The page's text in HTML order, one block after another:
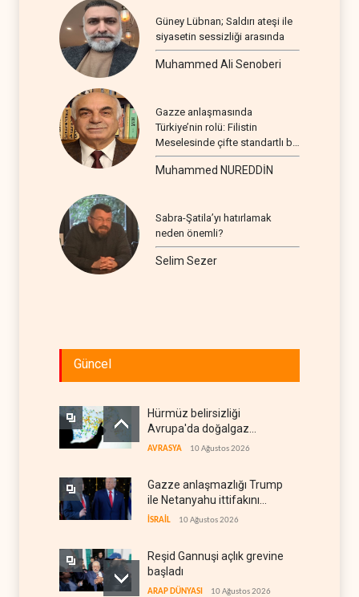
Güney Lübnan; Saldırı ateşi ile
siyasetin sessizliği arasında
Muhammed Ali Senoberi
Gazze anlaşmasında
Türkiye’nin rolü: Filistin
Meselesinde çifte standartlı bir
seyir
Muhammed NUREDDİN
Sabra-Şatila’yı hatırlamak
neden önemli?
Selim Sezer
Güncel
Hürmüz belirsizliği
Avrupa'da doğalgaz
fiyatlarını artırdı
AVRASYA 10 Ağustos 2026
Gazze anlaşmazlığı Trump
ile Netanyahu ittifakını
sınava tabi tutuyor
İSRAİL 10 Ağustos 2026
Reşid Gannuşi açlık grevine
başladı
ARAP DÜNYASI 10 Ağustos 2026